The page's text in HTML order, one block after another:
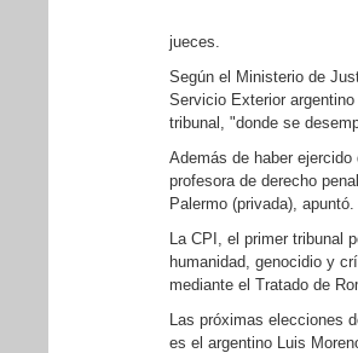
jueces.
Según el Ministerio de
Servicio Exterior
tribunal, "donde se
Además de haber
profesora de derecho
Palermo (privada), apuntó.
La CPI, el primer tribunal
humanidad, genocidio y
mediante el Tratado de
Las próximas elecciones
es el argentino Luis